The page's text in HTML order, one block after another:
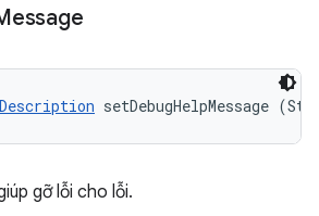
setDebugHelpMessage
gỡ lỗi cho lỗi.